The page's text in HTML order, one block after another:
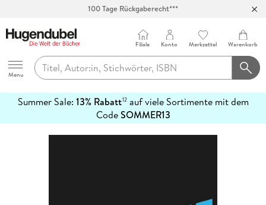
100 Tage Rückgaberecht***
Hugendubel
Menu
Filiale Konto Merkzettel Warenkorb
Summer Sale: 13% Rabatt12auf viele Sortimente mit dem
CodeSOMMER13
erfahren